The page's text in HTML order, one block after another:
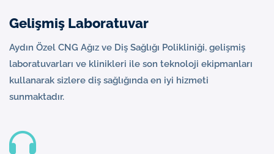
Gelişmiş Laboratuvar
Aydın Özel CNG Ağız ve Diş Sağlığı Polikliniği, gelişmiş
laboratuvarları ve klinikleri ile son teknoloji ekipmanları
kullanarak sizlere diş sağlığında en iyi hizmeti
sunmaktadır.